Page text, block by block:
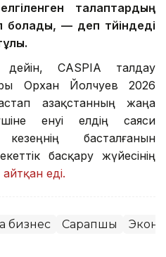
талаптардың
болады, — деп түйіндеді
CASPIA талдау
Орхан Йолчуев 2026
Қазақстанның жаңа
енуі елдің саяси
басталғанын
басқару жүйесінің
айтқан еді.
бизнес Сарапшы